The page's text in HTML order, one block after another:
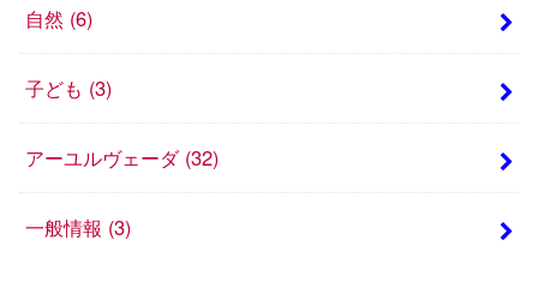
自然 (6)
子ども (3)
アーユルヴェーダ (32)
一般情報 (3)